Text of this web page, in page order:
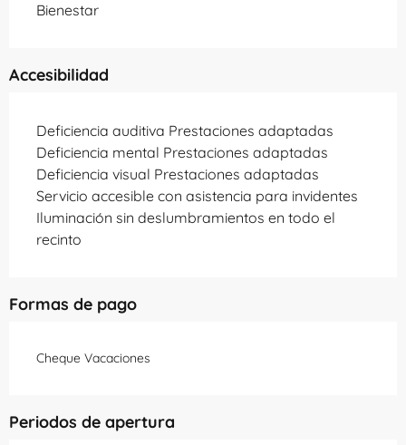
Bienestar
Accesibilidad
Deficiencia auditiva Prestaciones adaptadas
Deficiencia mental Prestaciones adaptadas
Deficiencia visual Prestaciones adaptadas
Servicio accesible con asistencia para invidentes
Iluminación sin deslumbramientos en todo el
recinto
Formas de pago
Cheque Vacaciones
Periodos de apertura